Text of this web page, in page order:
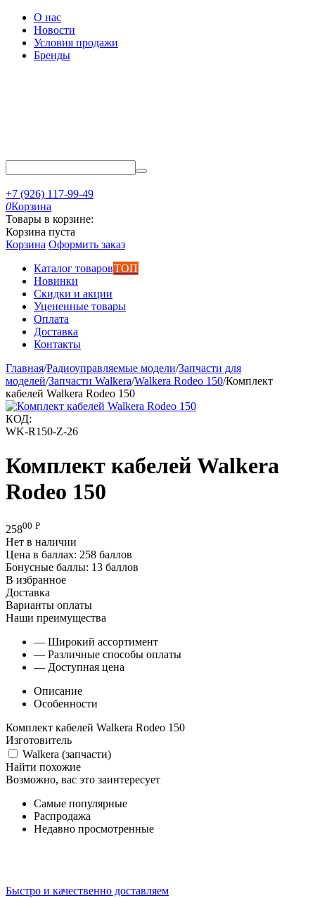
О нас
Новости
Условия продажи
Бренды
+7 (926) 117-99-49
0Корзина
Товары в корзине:
Корзина пуста
Корзина Оформить заказ
Каталог товаровТОП
Новинки
Скидки и акции
Уцененные товары
Оплата
Доставка
Контакты
Главная/Радиоуправляемые модели/Запчасти для
моделей/Запчасти Walkera/Walkera Rodeo 150/Комплект
кабелей Walkera Rodeo 150
КОД:
WK-R150-Z-26
Комплект кабелей Walkera
Rodeo 150
25800 Р
Нет в наличии
Цена в баллах: 258 баллов
Бонусные баллы: 13 баллов
В избранное
Доставка
Варианты оплаты
Наши преимущества
— Широкий ассортимент
— Различные способы оплаты
— Доступная цена
Описание
Особенности
Комплект кабелей Walkera Rodeo 150
Изготовитель
Walkera (запчасти)
Найти похожие
Возможно, вас это заинтересует
Самые популярные
Распродажа
Недавно просмотренные
Быстро и качественно доставляем